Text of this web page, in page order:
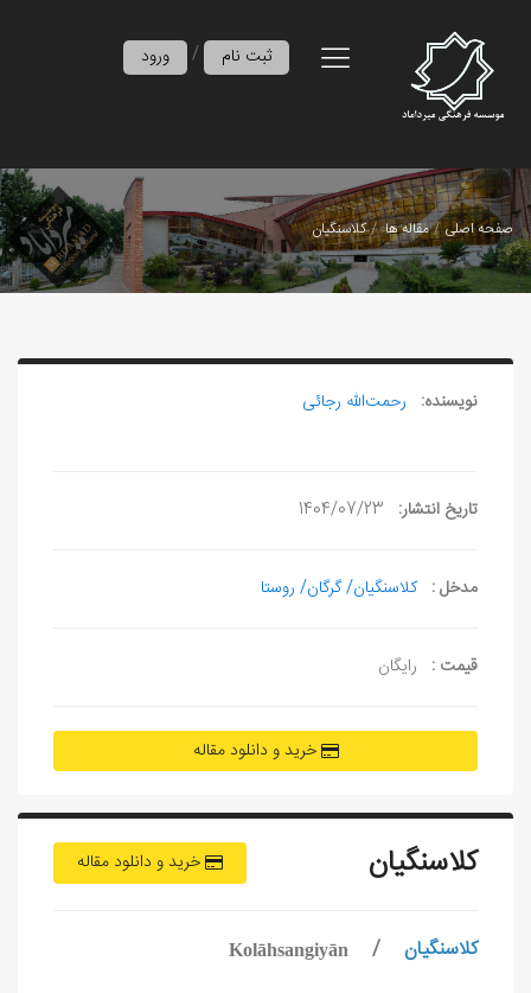
ورود / ثبت نام
صفحه اصلی مقاله ها کلاسنگیان
نویسنده: رحمت‌الله رجائی
تاریخ انتشار: 1404/07/23
مدخل : کلاسنگیان/ گرگان/ روستا
قیمت : رایگان
خرید و دانلود مقاله
خرید و دانلود مقاله کلاسنگیان
کلاسنگیان /
Kolāhsangiyān